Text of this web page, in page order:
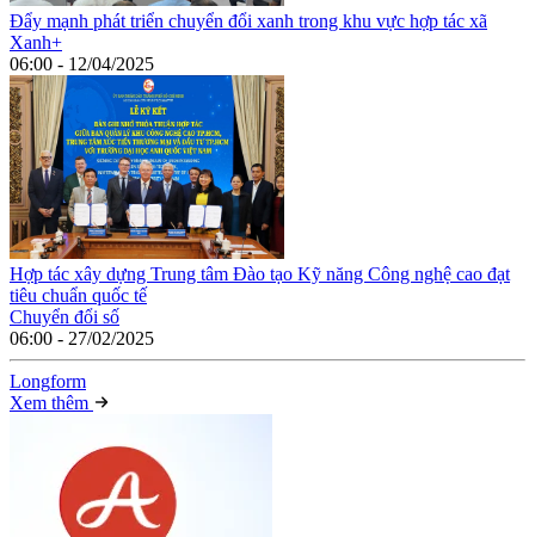
Đẩy mạnh phát triển chuyển đổi xanh trong khu vực hợp tác xã
Xanh+
06:00 - 12/04/2025
Hợp tác xây dựng Trung tâm Đào tạo Kỹ năng Công nghệ cao đạt
tiêu chuẩn quốc tế
Chuyển đổi số
06:00 - 27/02/2025
Longform
Xem thêm